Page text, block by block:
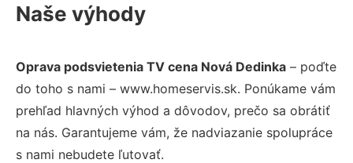
Naše výhody
Oprava podsvietenia TV cena Nová Dedinka – poďte
do toho s nami – www.homeservis.sk. Ponúkame vám
prehľad hlavných výhod a dôvodov, prečo sa obrátiť
na nás. Garantujeme vám, že nadviazanie spolupráce
s nami nebudete ľutovať.